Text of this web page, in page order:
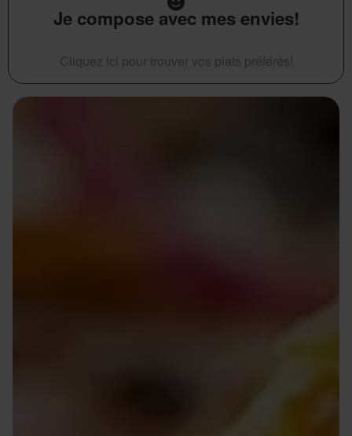
Je compose avec mes envies!
Cliquez ici pour trouver vos plats préférés!